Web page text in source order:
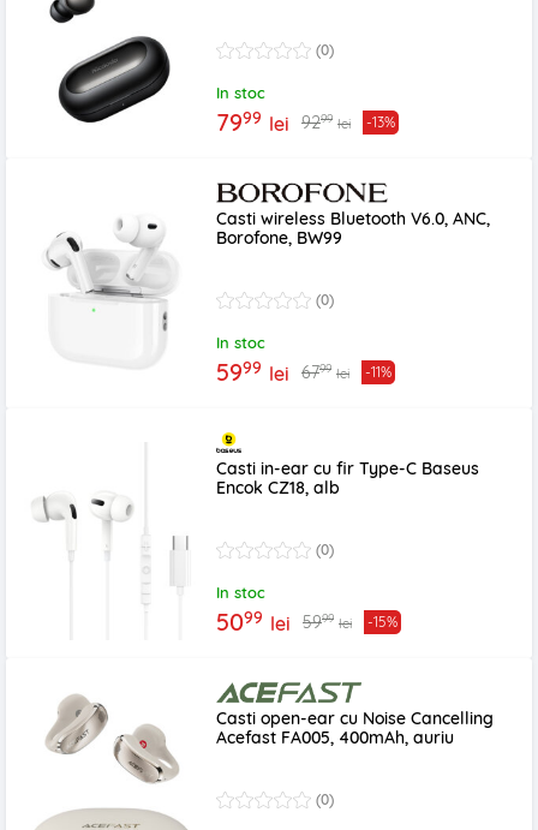
(0)
In stoc
7999 lei 9299 lei -13%
Casti wireless Bluetooth V6.0, ANC,
Borofone, BW99
(0)
In stoc
5999 lei 6799 lei -11%
Casti in-ear cu fir Type-C Baseus
Encok CZ18, alb
(0)
In stoc
5099 lei 5999 lei -15%
Casti open-ear cu Noise Cancelling
Acefast FA005, 400mAh, auriu
(0)